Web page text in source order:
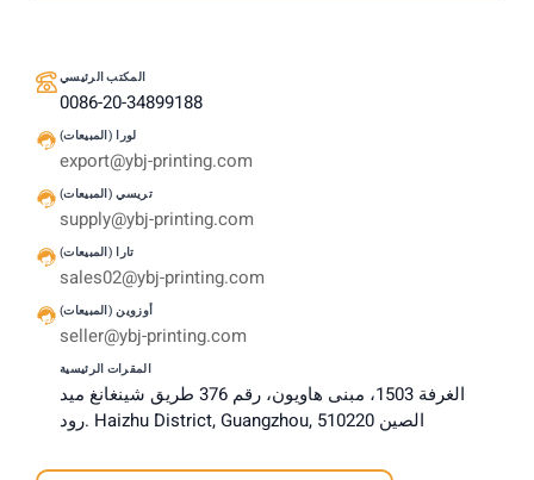
المكتب الرئيسي
0086-20-34899188
لورا (المبيعات)
export@ybj-printing.com
تريسي (المبيعات)
supply@ybj-printing.com
تارا (المبيعات)
sales02@ybj-printing.com
أوزوين (المبيعات)
seller@ybj-printing.com
المقرات الرئيسية
الغرفة 1503، مبنى هاويون، رقم 376 طريق شينغانغ ميد
رود. Haizhu District, Guangzhou, الصين 510220